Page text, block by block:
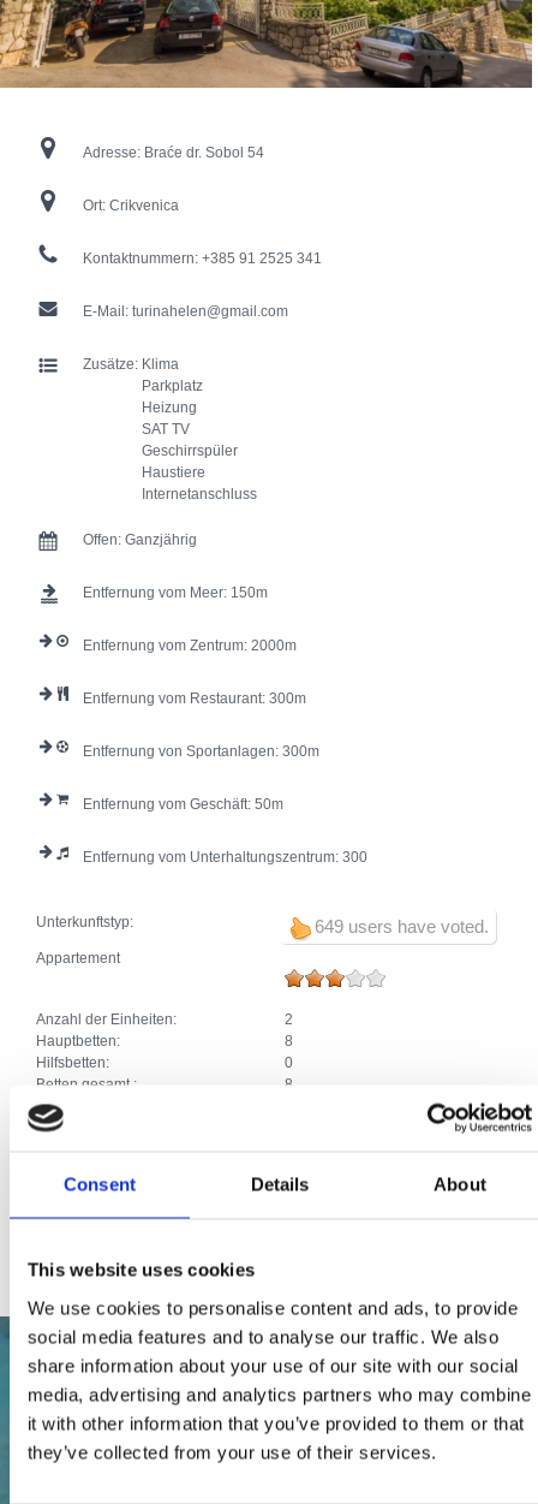
Consent Details About
This website uses cookies
We use cookies to personalise content and ads, to provide
social media features and to analyse our traffic. We also
share information about your use of our site with our social
media, advertising and analytics partners who may combine
it with other information that you’ve provided to them or that
they’ve collected from your use of their services.
Adresse: Braće dr. Sobol 54
Ort: Crikvenica
Kontaktnummern: +385 91 2525 341
E-Mail: turinahelen@gmail.com
Zusätze: Klima
Parkplatz
Heizung
SAT TV
Geschirrspüler
Haustiere
Internetanschluss
Offen: Ganzjährig
Entfernung vom Meer: 150
Entfernung vom Zentrum: 2000
Entfernung vom Restaurant: 300
Entfernung von Sportanlagen: 300
Entfernung vom Geschäft: 50
Entfernung vom Unterhaltungszentrum: 300
649 users have voted.
Unterkunftstyp:
Appartement
Anzahl der Einheiten:
2
Hauptbetten:
8
Hilfsbetten:
0
Betten gesamt :
8
Zusätze:
Geschirrspüler